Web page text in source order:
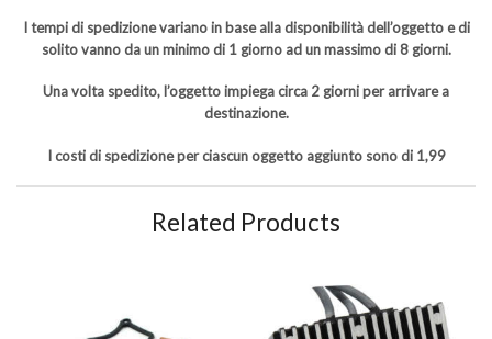
I tempi di spedizione variano in base alla disponibilità dell’oggetto e di
solito vanno da un minimo di 1 giorno ad un massimo di 8 giorni.
Una volta spedito, l’oggetto impiega circa 2 giorni per arrivare a
destinazione.
I costi di spedizione per ciascun oggetto aggiunto sono di 1,99
Related Products